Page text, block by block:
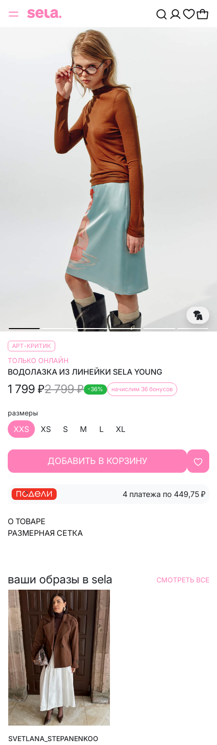
АРТ-КРИТИК
ТОЛЬКО ОНЛАЙН
ВОДОЛАЗКА ИЗ ЛИНЕЙКИ SELA YOUNG
1 799 ₽2 799₽ -36% начислим 36 бонусов
размеры
XXS XS S M L XL
ДОБАВИТЬ В КОРЗИНУ
4 платежа по 449,75 ₽
О ТОВАРЕ
РАЗМЕРНАЯ СЕТКА
ваши образы в sela СМОТРЕТЬ ВСЕ
SVETLANA_STEPANENKOO